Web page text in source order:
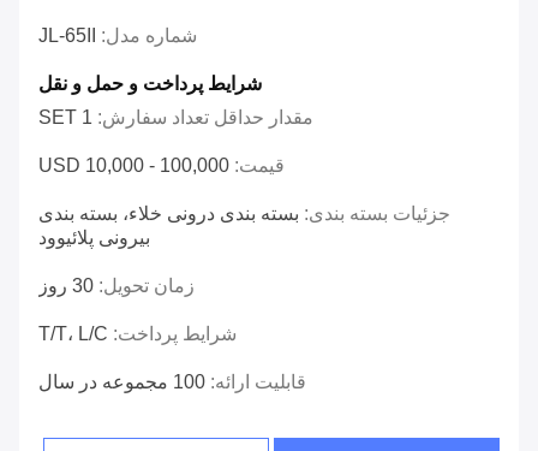
شماره مدل: JL-65II
شرایط پرداخت و حمل و نقل
مقدار حداقل تعداد سفارش: 1 SET
قیمت: USD 10,000 - 100,000
جزئیات بسته بندی: بسته بندی درونی خلاء، بسته بندی
بیرونی پلائیوود
زمان تحویل: 30 روز
شرایط پرداخت: T/T، L/C
قابلیت ارائه: 100 مجموعه در سال